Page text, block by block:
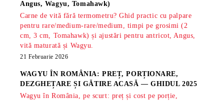
Angus, Wagyu, Tomahawk)
Carne de vită fără termometru? Ghid practic cu palpare
pentru rare/medium-rare/medium, timpi pe grosimi (2
cm, 3 cm, Tomahawk) și ajustări pentru antricot, Angus,
vită maturată și Wagyu.
21 Februarie 2026
WAGYU ÎN ROMÂNIA: PREȚ, PORȚIONARE,
DEZGHEȚARE ȘI GĂTIRE ACASĂ — GHIDUL 2025
Wagyu în România, pe scurt: preț și cost pe porție,